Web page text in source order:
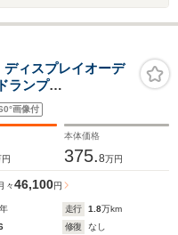
ィスプレイオーデ
ランプ
横滑り防止装置/
画像付
本体価格
375.8万円
々46,100円
年 走行 1.8万km
修復
なし